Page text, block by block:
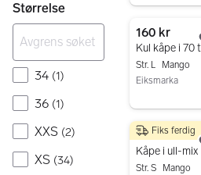
Størrelse
34 (1)
36 (1)
XXS (2)
XS (34)
160 kr
Str. L
Mango
Eiksmarka
500 kr
Kåpe i ull-mix
Str. S
Mango
Fiks ferdig